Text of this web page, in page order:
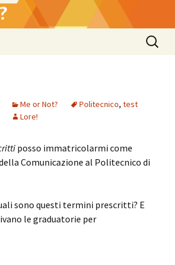
Ricerca
per:
Me or Not? Politecnico, test
Lore!
posso immatricolarmi come
Comunicazione al Politecnico di
sono questi termini prescritti? E
le graduatorie per